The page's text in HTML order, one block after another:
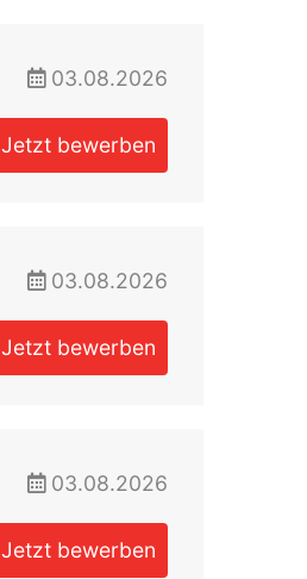
03.08.2026
Jetzt bewerben
03.08.2026
Jetzt bewerben
03.08.2026
Jetzt bewerben